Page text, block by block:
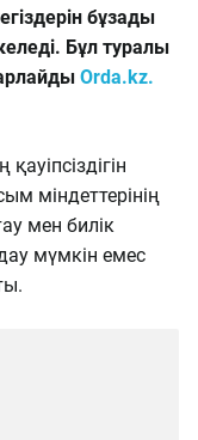
бұзады
Бұл туралы
Orda.kz.
міндеттерінің
мен билік
мүмкін емес